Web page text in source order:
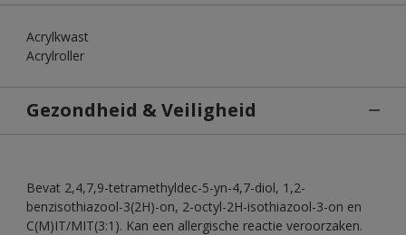
Acrylkwast
Acrylroller
Gezondheid & Veiligheid
Bevat 2,4,7,9-tetramethyldec-5-yn-4,7-diol, 1,2-
benzisothiazool-3(2H)-on, 2-octyl-2H-isothiazool-3-on en
C(M)IT/MIT(3:1). Kan een allergische reactie veroorzaken.